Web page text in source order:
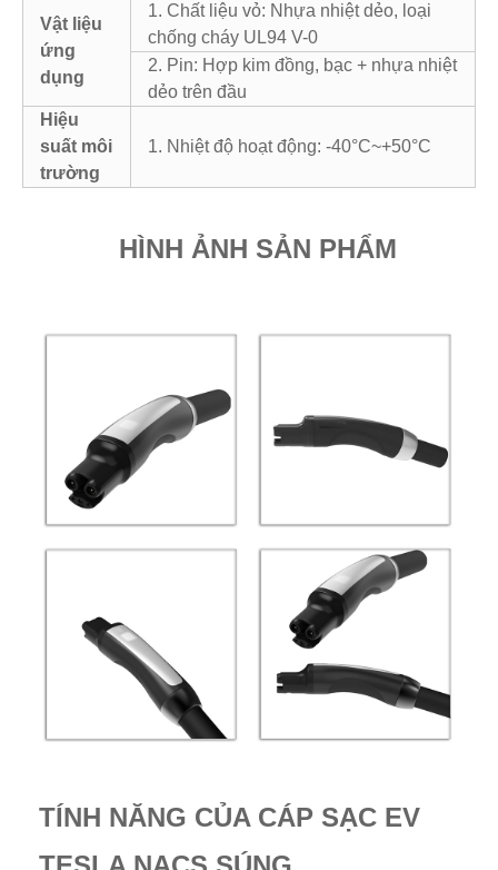
Vật liệu
ứng
dụng
1. Chất liệu vỏ: Nhựa nhiệt dẻo, loại
chống cháy UL94 V-0
2. Pin: Hợp kim đồng, bạc + nhựa nhiệt
dẻo trên đầu
Hiệu
suất môi
trường
1. Nhiệt độ hoạt động: -40°C~+50°C
HÌNH ẢNH SẢN PHẨM
TÍNH NĂNG CỦA CÁP SẠC EV